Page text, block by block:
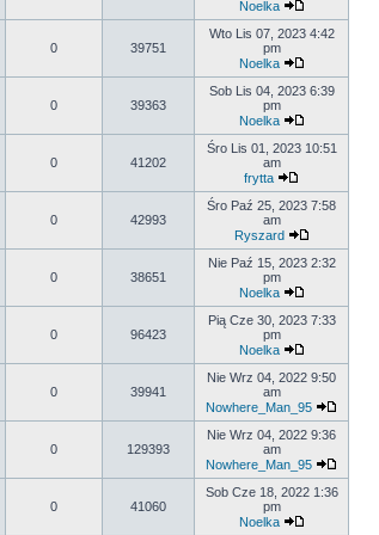
Noelka
0 39751
Wto Lis 07, 2023 4:42
pm
Noelka
0 39363
Sob Lis 04, 2023 6:39
pm
Noelka
0 41202
Śro Lis 01, 2023 10:51
am
frytta
0 42993
Śro Paź 25, 2023 7:58
am
Ryszard
0 38651
Nie Paź 15, 2023 2:32
pm
Noelka
0 96423
Pią Cze 30, 2023 7:33
pm
Noelka
0 39941
Nie Wrz 04, 2022 9:50
am
Nowhere_Man_95
0 129393
Nie Wrz 04, 2022 9:36
am
Nowhere_Man_95
0 41060
Sob Cze 18, 2022 1:36
pm
Noelka